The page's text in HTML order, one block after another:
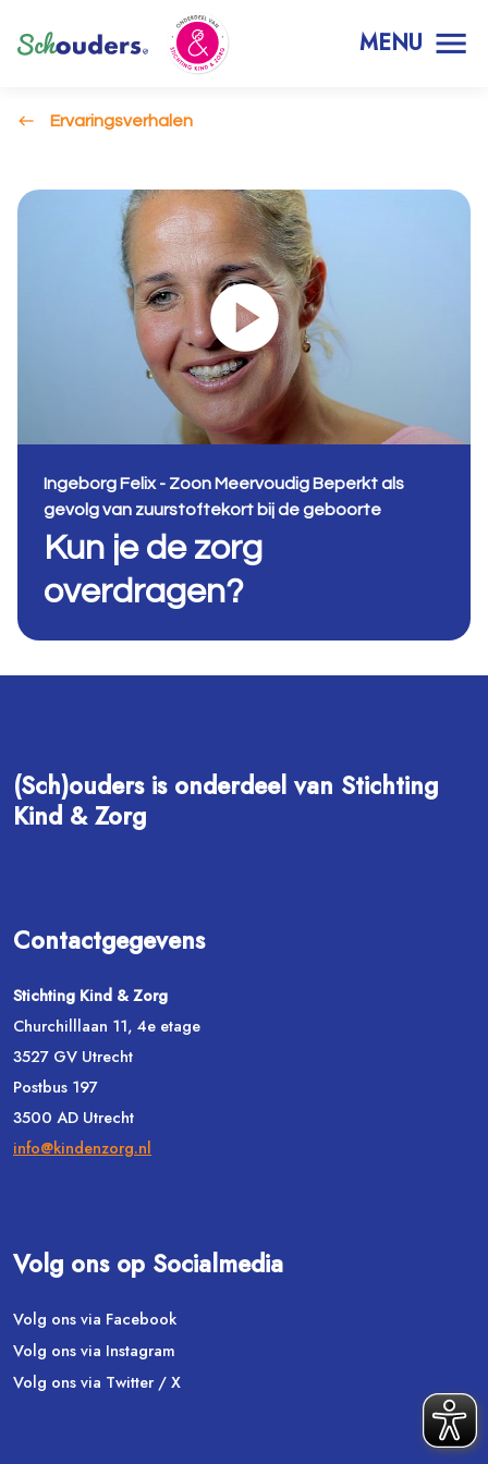
MENU
Ervaringsverhalen
Ingeborg Felix - Zoon Meervoudig Beperkt als
gevolg van zuurstoftekort bij de geboorte
Kun je de zorg
overdragen?
(Sch)ouders is onderdeel van Stichting
Kind & Zorg
Contactgegevens
Stichting Kind & Zorg
Churchilllaan 11, 4e etage
3527 GV Utrecht
Postbus 197
3500 AD Utrecht
info@kindenzorg.nl
Volg ons op Socialmedia
Volg ons via Facebook
Volg ons via Instagram
Volg ons via Twitter / X